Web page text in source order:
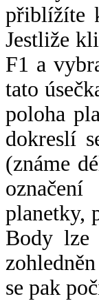
přiblížíte
Jestliže
F1 a
tato
poloha
dokreslí
(známe
planetky,
Body
se pak